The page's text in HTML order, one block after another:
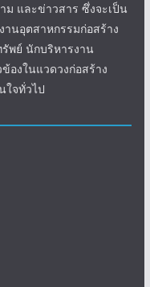
และข่าวสาร ซึ่งจะเป็น
นอุตสาหกรรมก่อสร้าง
พย์ นักบริหารงาน
องในแวดวงก่อสร้าง
ใจทั่วไป